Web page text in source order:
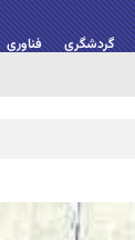
گردشگری فناوری